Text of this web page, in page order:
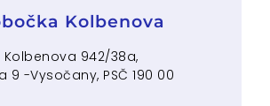
Kolbenova
Kolbenova 942/38a,
9 -Vysočany, PSČ 190 00